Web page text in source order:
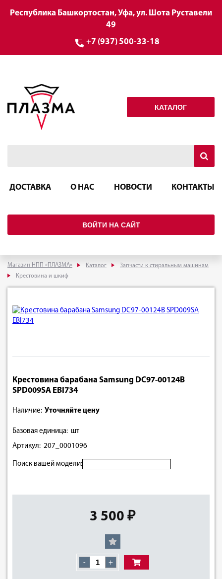
Республика Башкортостан, Уфа, ул. Шота Руставели
49
+7 (937) 500-33-18
КАТАЛОГ
ДОСТАВКА О НАС НОВОСТИ КОНТАКТЫ
ВОЙТИ НА САЙТ
Магазин НПП «ПЛАЗМА» Каталог
Запчасти к стиральным машинам
Крестовина и шкиф
Крестовина барабана Samsung DC97-00124B
SPD009SA EBI734
Наличие: Уточняйте цену
Базовая единица: шт
Артикул: 207_0001096
Поиск вашей модели:
3 500 ₽
- +